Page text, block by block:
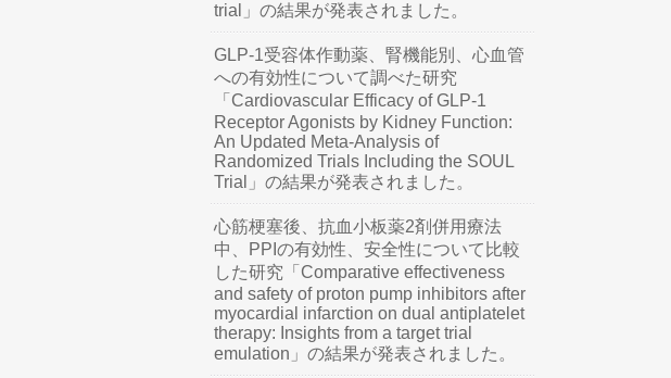
trial」の結果が発表されました。
GLP-1受容体作動薬、腎機能別、心血管
への有効性について調べた研究
「Cardiovascular Efficacy of GLP-1
Receptor Agonists by Kidney Function:
An Updated Meta-Analysis of
Randomized Trials Including the SOUL
Trial」の結果が発表されました。
心筋梗塞後、抗血小板薬2剤併用療法
中、PPIの有効性、安全性について比較
した研究「Comparative effectiveness
and safety of proton pump inhibitors after
myocardial infarction on dual antiplatelet
therapy: Insights from a target trial
emulation」の結果が発表されました。